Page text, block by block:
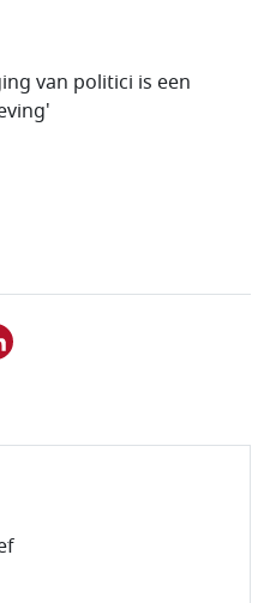
van politici is een
op Facebook
WhatsApp